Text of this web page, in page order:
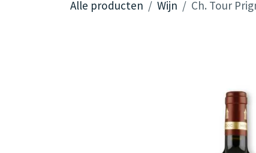
Alle producten Wijn Ch. Tour